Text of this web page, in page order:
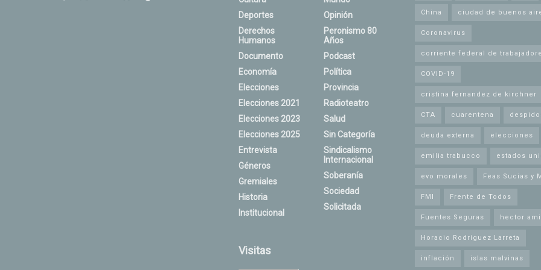
Deportes
Derechos
Humanos
Documento
Economía
Elecciones
Elecciones 2021
Elecciones 2023
Elecciones 2025
Entrevista
Géneros
Gremiales
Historia
Institucional
Opinión
Peronismo 80
Años
Podcast
Política
Provincia
Radioteatro
Salud
Sin Categoría
Sindicalismo
Internacional
Soberanía
Sociedad
Solicitada
Visitas
China ciudad de buenos
Coronavirus
corriente federal de
COVID-19
cristina fernandez de kirchner
CTA cuarentena
deuda externa elecciones
emilia trabucco estados
evo morales Feas Sucias y
FMI Frente de Todos
Fuentes Seguras hector
Horacio Rodríguez Larreta
inflación islas malvinas